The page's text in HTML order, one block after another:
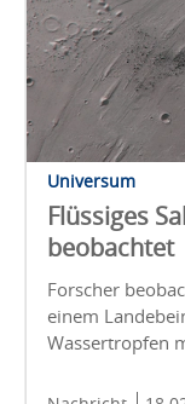
Universum
Flüssiges
beobachtet
Forscher
einem
Wassertropfen